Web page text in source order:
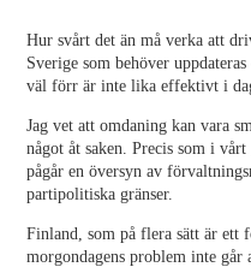
Hur svårt det än må verka att
Sverige som behöver
väl förr är inte lika effektivt i
Jag vet att omdaning kan vara
något åt saken. Precis som i
pågår en översyn av
partipolitiska gränser.
Finland, som på flera sätt är ett
morgondagens problem inte går